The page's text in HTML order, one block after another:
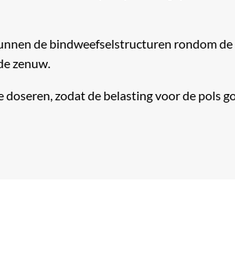
de bindweefselstructuren rondom
zenuw.
zodat de belasting voor de pols